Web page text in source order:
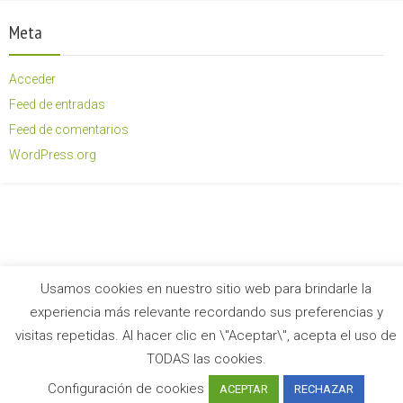
Meta
Acceder
Feed de entradas
Feed de comentarios
WordPress.org
Usamos cookies en nuestro sitio web para brindarle la
experiencia más relevante recordando sus preferencias y
visitas repetidas. Al hacer clic en \"Aceptar\", acepta el uso de
TODAS las cookies.
Configuración de cookies
ACEPTAR RECHAZAR